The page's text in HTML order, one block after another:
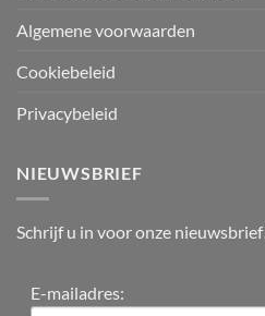
Algemene voorwaarden
Cookiebeleid
Privacybeleid
NIEUWSBRIEF
Schrijf u in voor onze
E-mailadres: